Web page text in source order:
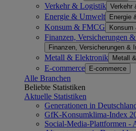
Verkehr & Logistik Verkehr
Energie & Umwelt Energie
Konsum & FMCG Konsum
Finanzen, Versicherungen
Finanzen, Versicherungen &
Metall & Elektronik Metall
E-commerce E-commerce
Alle Branchen
Beliebte Statistiken
Aktuelle Statistiken
Generationen in
GfK-Konsumklima-Index
Social-Media-Plattformen -